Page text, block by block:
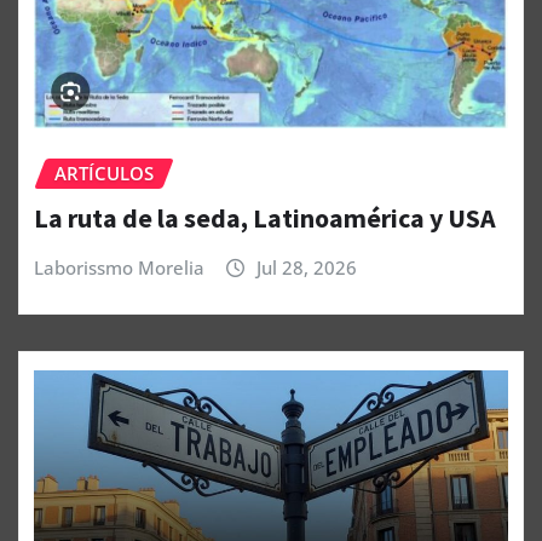
ARTÍCULOS
La ruta de la seda, Latinoamérica y USA
Laborissmo Morelia Jul 28, 2026